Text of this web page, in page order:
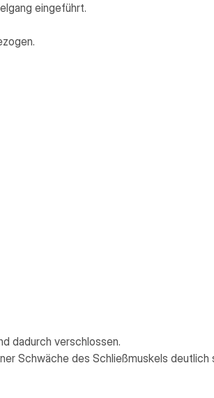
eingeführt.
dadurch verschlossen.
Schwäche des Schließmuskels deutlich